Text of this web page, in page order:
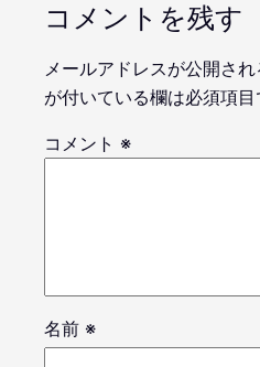
コメントを残す
メールアドレスが公開され
が付いている欄は必須項目
コメント ※
名前 ※